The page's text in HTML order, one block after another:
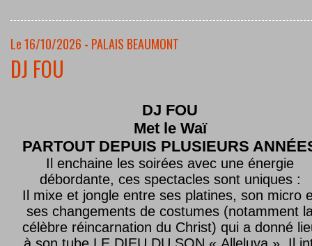
Le 16/10/2026 - PALAIS BEAUMONT
DJ FOU
DJ FOU
Met le Waï
PARTOUT DEPUIS PLUSIEURS
Il enchaine les soirées avec une énergie
débordante, ces spectacles sont uniques :
Il mixe et jongle entre ses platines, son micro
ses changements de costumes (notamment
célèbre réincarnation du Christ) qui a donné